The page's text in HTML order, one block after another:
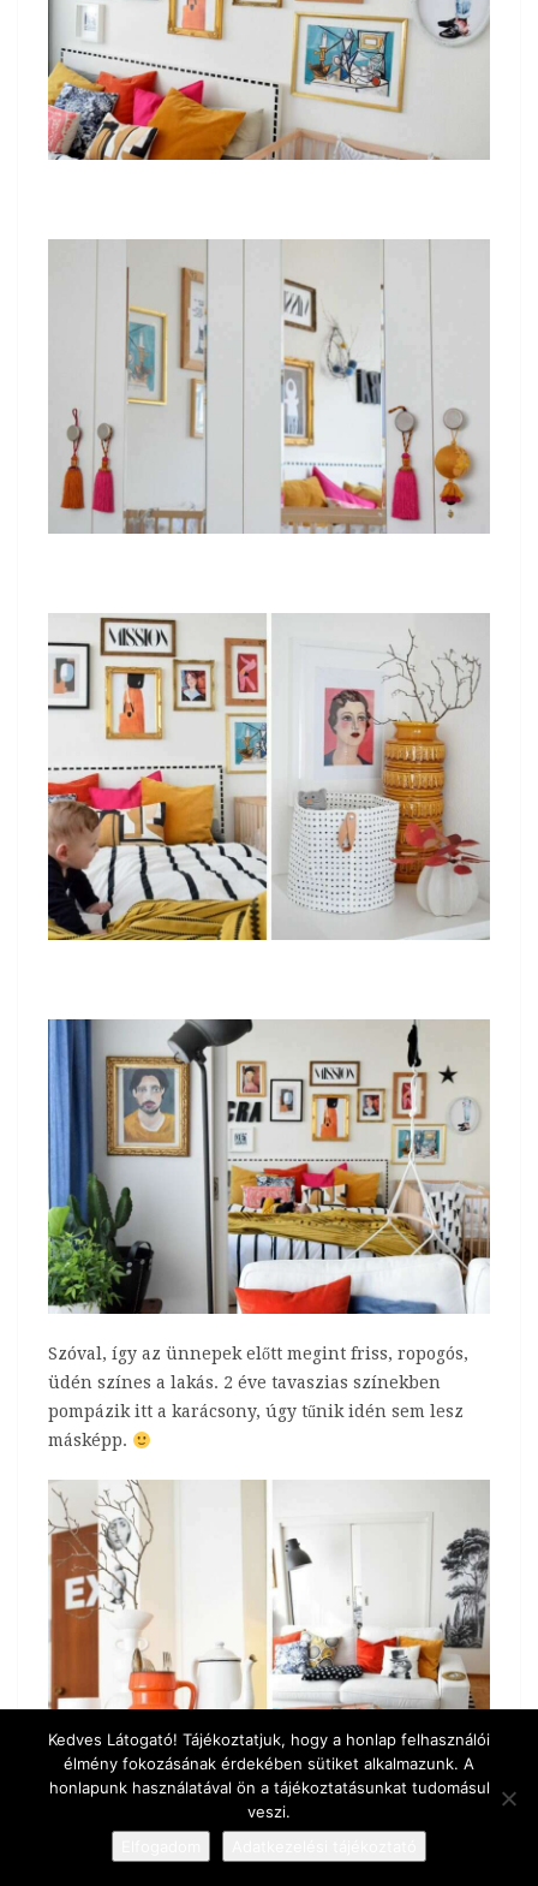
Szóval, így az ünnepek előtt megint friss, ropogós,
üdén színes a lakás. 2 éve tavaszias színekben
pompázik itt a karácsony, úgy tűnik idén sem lesz
másképp.
Kedves Látogató! Tájékoztatjuk, hogy a honlap felhasználói
élmény fokozásának érdekében sütiket alkalmazunk. A
honlapunk használatával ön a tájékoztatásunkat tudomásul
veszi.